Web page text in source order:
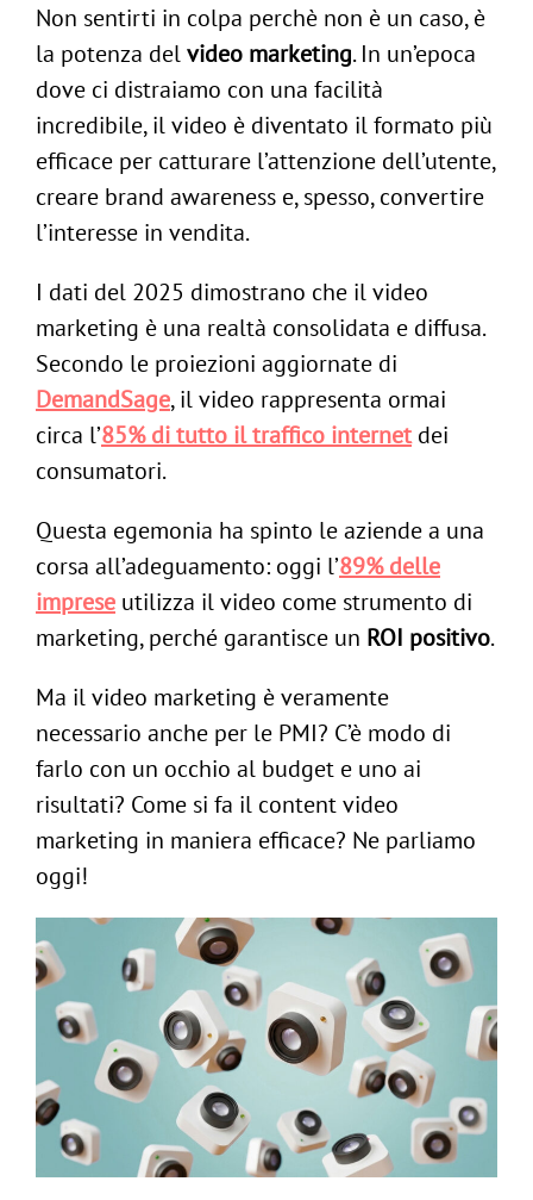
Non sentirti in colpa perchè non è un caso, è
la potenza delvideo marketing. In un’epoca
dove ci distraiamo con una facilità
incredibile, il video è diventato il formato più
efficace per catturare l’attenzione dell’utente,
creare brand awareness e, spesso, convertire
l’interesse in vendita.
I dati del 2025 dimostrano che il video
marketing è una realtà consolidata e diffusa.
Secondo le proiezioni aggiornate di
DemandSage, il video rappresenta ormai
circa l’85% di tutto il traffico internetdei
consumatori.
Questa egemonia ha spinto le aziende a una
corsa all’adeguamento: oggi l’89% delle
imprese utilizza il video come strumento di
marketing, perché garantisce un ROI positivo.
Ma il video marketing è veramente
necessario anche per le PMI? C’è modo di
farlo con un occhio al budget e uno ai
risultati? Come si fa il content video
marketing in maniera efficace? Ne parliamo
oggi!